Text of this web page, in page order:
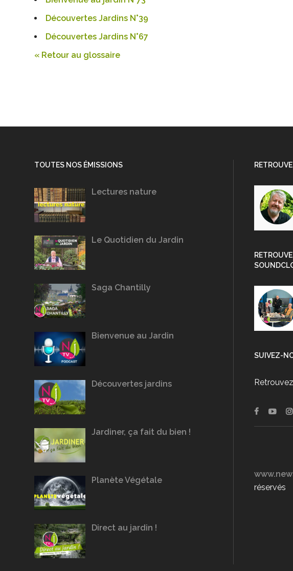
Découvertes Jardins N°39
Découvertes Jardins N°67
« Retour au glossaire
TOUTES NOS ÉMISSIONS
Lectures nature
Le Quotidien du Jardin
Saga Chantilly
Bienvenue au Jardin
Découvertes jardins
Jardiner, ça fait du bien !
Planète Végétale
Direct au jardin !
SUIVEZ-
réservés